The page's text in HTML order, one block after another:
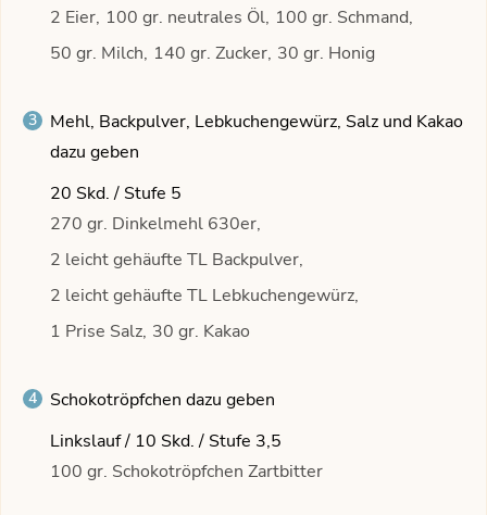
2 Eier, 100 gr. neutrales Öl, 100 gr. Schmand,
50 gr. Milch, 140 gr. Zucker, 30 gr. Honig
Mehl, Backpulver, Lebkuchengewürz, Salz und Kakao
dazu geben
20 Skd. / Stufe 5
270 gr. Dinkelmehl 630er,
2 leicht gehäufte TL Backpulver,
2 leicht gehäufte TL Lebkuchengewürz,
1 Prise Salz, 30 gr. Kakao
Schokotröpfchen dazu geben
Linkslauf / 10 Skd. / Stufe 3,5
100 gr. Schokotröpfchen Zartbitter